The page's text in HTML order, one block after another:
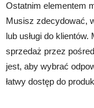
Ostatnim elementem
Musisz zdecydować,
lub usługi do
sprzedaż przez
jest, aby wybrać
łatwy dostęp do